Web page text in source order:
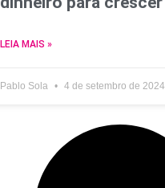
LEIA MAIS »
Pablo Sola 4 de setembro de 2024